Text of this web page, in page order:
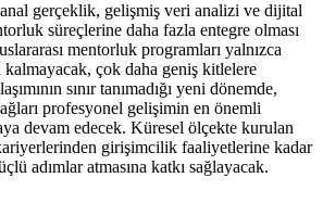
gerçeklik, gelişmiş veri analizi ve dijital
süreçlerine daha fazla entegre olması
mentorluk programları yalnızca
kalmayacak, çok daha geniş kitlelere
sınır tanımadığı yeni dönemde,
profesyonel gelişimin en önemli
devam edecek. Küresel ölçekte kurulan
girişimcilik faaliyetlerine kadar
adımlar atmasına katkı sağlayacak.